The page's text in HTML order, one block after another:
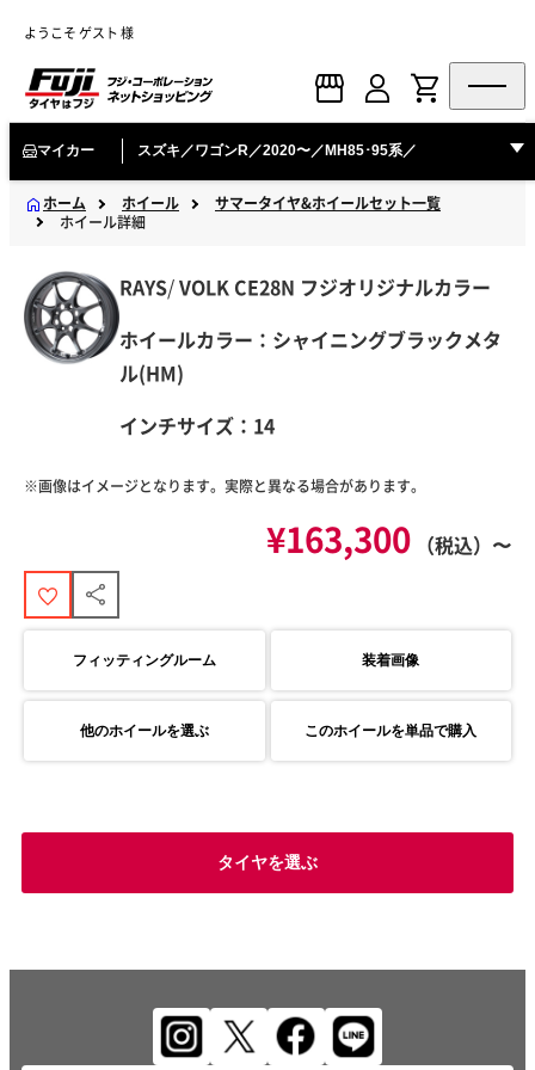
ようこそ ゲスト 様
マイカー スズキ／ワゴンR／2020〜／MH85･95系／
ホーム ホイール
サマータイヤ&ホイールセット一覧
ホイール詳細
RAYS/VOLK CE28N フジオリジナルカラー
ホイールカラー：シャイニングブラックメタ
ル(HM)
インチサイズ：14
※画像はイメージとなります。実際と異なる場合があります。
¥163,300 （税込）〜
フィッティングルーム 装着画像
他のホイールを選ぶ このホイールを単品で購入
タイヤを選ぶ